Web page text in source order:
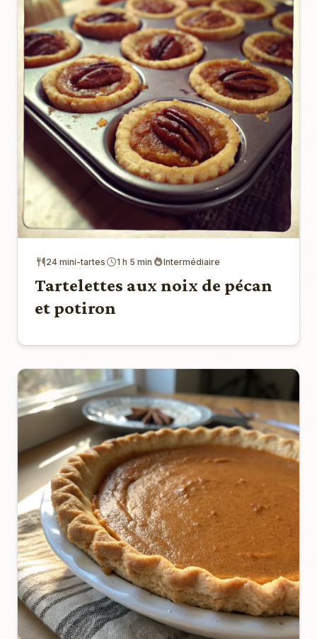
24 mini-tartes 1 h 5 min Intermédiaire
Tartelettes aux noix de pécan
et potiron